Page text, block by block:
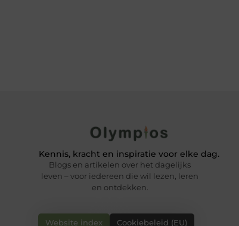
Kennis, kracht en inspiratie voor elke dag.
Blogs en artikelen over het dagelijks
leven – voor iedereen die wil lezen, leren
en ontdekken.
Website index Cookiebeleid (EU)